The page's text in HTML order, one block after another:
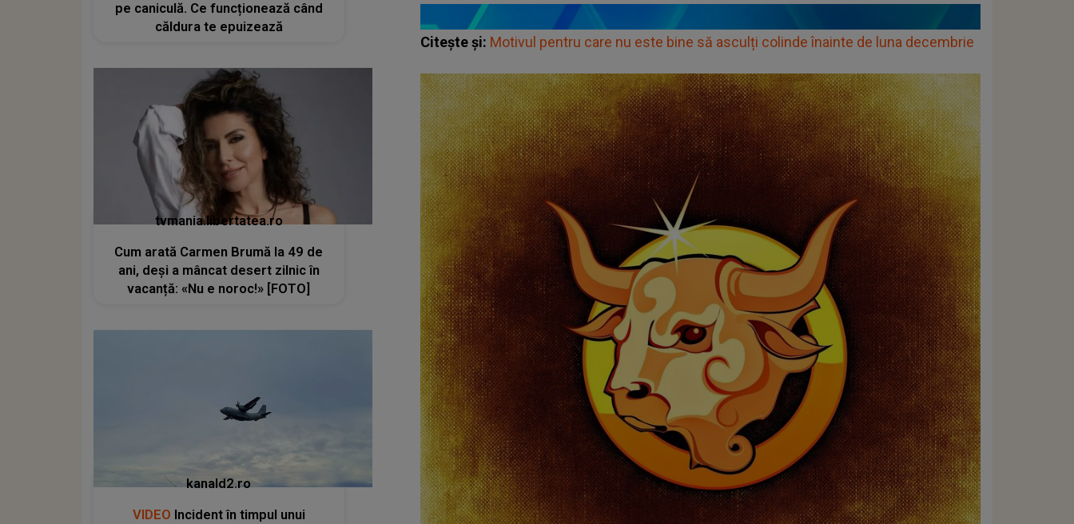
Citește și: Motivul pentru care nu este bine să asculți colinde înainte de luna decembrie
pe caniculă. Ce funcționează când
căldura te epuizează
tvmania.libertatea.ro
Cum arată Carmen Brumă la 49 de
ani, deși a mâncat desert zilnic în
vacanță: «Nu e noroc!» [FOTO]
kanald2.ro
VIDEO Incident în timpul unui